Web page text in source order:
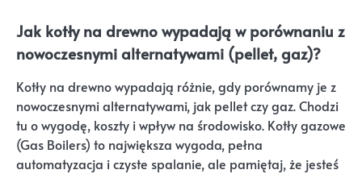
Jak kotły na drewno wypadają w porównaniu z
nowoczesnymi alternatywami (pellet, gaz)?
Kotły na drewno wypadają różnie, gdy porównamy je z
nowoczesnymi alternatywami, jak pellet czy gaz. Chodzi
tu o wygodę, koszty i wpływ na środowisko. Kotły gazowe
(Gas Boilers) to największa wygoda, pełna
automatyzacja i czyste spalanie, ale pamiętaj, że jesteś